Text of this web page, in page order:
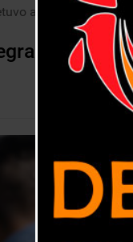
a integrante de
de